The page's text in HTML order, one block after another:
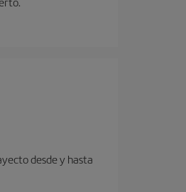
desde y hasta